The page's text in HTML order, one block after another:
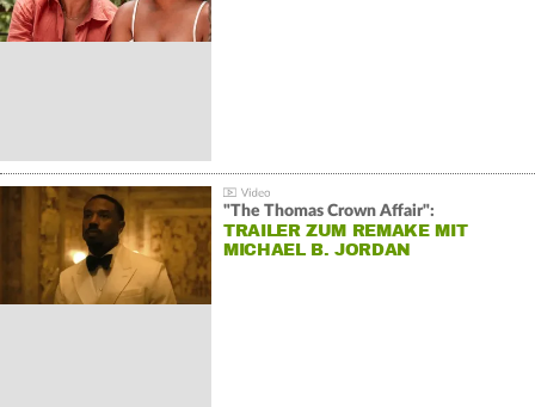
"The Thomas Crown Affair":
TRAILER ZUM REMAKE MIT
MICHAEL B. JORDAN